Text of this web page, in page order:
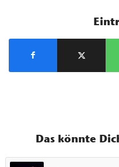
Das könnte